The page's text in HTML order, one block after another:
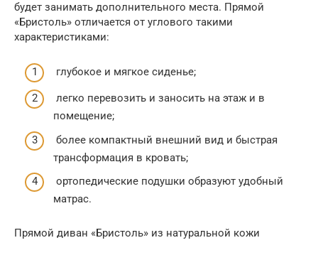
будет занимать дополнительного места. Прямой
«Бристоль» отличается от углового такими
характеристиками:
глубокое и мягкое сиденье;
легко перевозить и заносить на этаж и в
помещение;
более компактный внешний вид и быстрая
трансформация в кровать;
ортопедические подушки образуют удобный
матрас.
Прямой диван «Бристоль» из натуральной кожи